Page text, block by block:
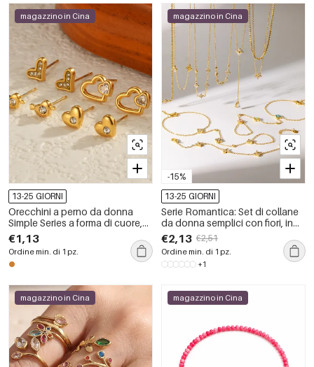
magazzino in Cina
13-25 GIORNI
Orecchini a perno da donna
Simple Series a forma di cuore,
impermeabili, in acciaio
inossidabile color oro.
€1,13
Ordine min. di 1 pz.
-15%
magazzino in Cina
13-25 GIORNI
Serie Romantica: Set di collane
da donna semplici con fiori, in
acciaio inossidabile
impermeabile color oro.
€2,13 €2,51
Ordine min. di 1 pz.
+1
magazzino in Cina magazzino in Cina